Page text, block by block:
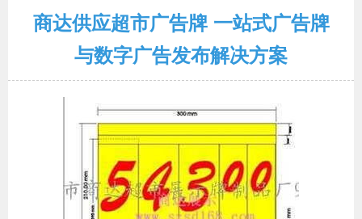
商达供应超市广告牌 一站式广告牌
与数字广告发布解决方案